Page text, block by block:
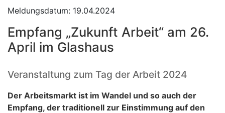
Meldungsdatum: 19.04.2024
Empfang „Zukunft Arbeit“ am 26.
April im Glashaus
Veranstaltung zum Tag der Arbeit 2024
Der Arbeitsmarkt ist im Wandel und so auch der
Empfang, der traditionell zur Einstimmung auf den